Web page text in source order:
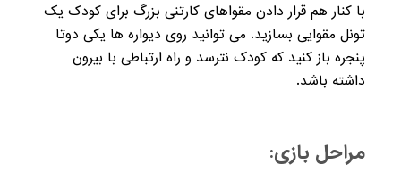
با کنار هم قرار دادن مقواهای کارتنی بزرگ برای کودک یک
تونل مقوایی بسازید. می توانید روی دیواره ها یکی دوتا
پنجره باز کنید که کودک نترسد و راه ارتباطی با بیرون
داشته باشد.
مراحل بازی: